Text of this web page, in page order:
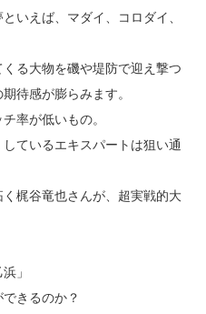
いえば、マダイ、コロダイ、
る大物を磯や堤防で迎え撃つ
待感が膨らみます。
率が低いもの。
ているエキスパートは狙い通
梶谷竜也さんが、超実戦的大
」
できるのか？